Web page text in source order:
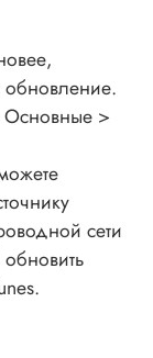
обновление.
Основные >
сети